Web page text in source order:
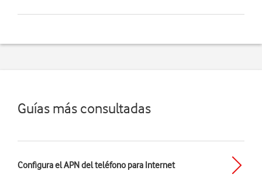
Guías más consultadas
Configura el APN del teléfono para Internet